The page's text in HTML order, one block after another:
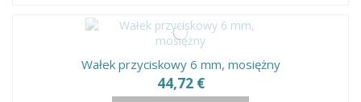
Wałek przyciskowy 6 mm, mosiężny
44,72 €